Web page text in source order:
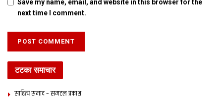
Save my name, email, and website in this browser for the
next time I comment.
टटका समाचार
साहित्य समाद – समटल प्रकाश